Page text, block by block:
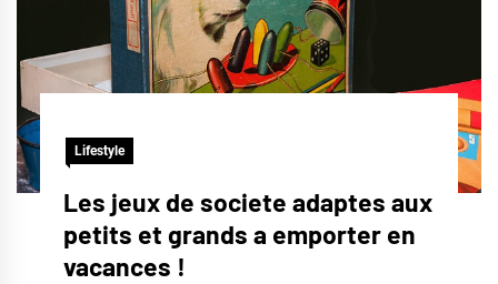
Lifestyle
Les jeux de societe adaptes aux
petits et grands a emporter en
vacances !